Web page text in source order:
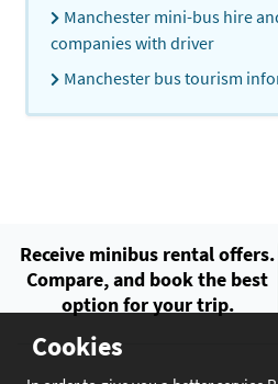
Cookies
Manchester mini-bus hire
companies with driver
Manchester bus tourism
Receive minibus rental offers.
Compare, and book the best
option for your trip.